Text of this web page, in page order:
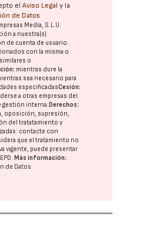
elAviso Legal y la
de Datos
Media, S.L.U.
a nuestra(s)
de cuenta de usuario.
con la misma o
o
mientras dure la
sea necesario para
especificadasCesión:
a otras empresas del
gestión interna.Derechos:
oposición, supresión,
del tratatamiento y
contacte con
que el tratamiento no
vigente, puede presentar
.Más información:
de Datos